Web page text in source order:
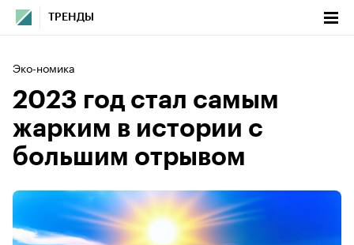
ТРЕНДЫ
Эко-номика
2023 год стал самым
жарким в истории с
большим отрывом